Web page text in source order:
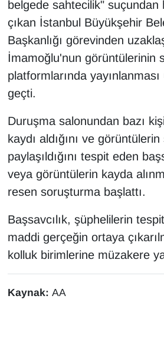
belgede sahtecilik" suçundan
çıkan İstanbul Büyükşehir
Başkanlığı görevinden
İmamoğlu'nun görüntülerinin
platformlarında
geçti.
Duruşma salonundan bazı
kaydı aldığını ve
paylaşıldığını tespit eden
veya görüntülerin kayda
resen soruşturma başlattı.
Başsavcılık, şüphelilerin
maddi gerçeğin ortaya
kolluk birimlerine müzakere
Kaynak: AA